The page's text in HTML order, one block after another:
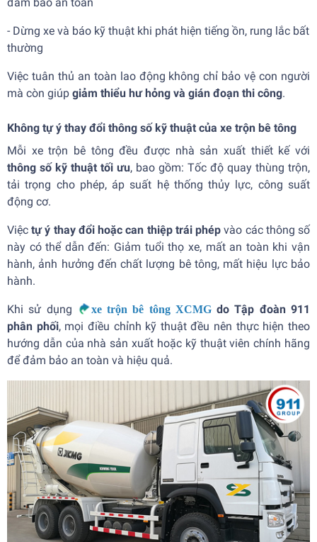
- Dừng xe và báo kỹ thuật khi phát hiện tiếng ồn, rung lắc bất
thường
Việc tuân thủ an toàn lao động không chỉ bảo vệ con người
mà còn giúp giảm thiểu hư hỏng và gián đoạn thi công.
Không tự ý thay đổi thông số kỹ thuật của xe trộn bê tông
Mỗi xe trộn bê tông đều được nhà sản xuất thiết kế với
thông số kỹ thuật tối ưu, bao gồm: Tốc độ quay thùng trộn,
tải trọng cho phép, áp suất hệ thống thủy lực, công suất
động cơ.
Việctự ý thay đổi hoặc can thiệp trái phép vào các thông số
này có thể dẫn đến: Giảm tuổi thọ xe, mất an toàn khi vận
hành, ảnh hưởng đến chất lượng bê tông, mất hiệu lực bảo
hành.
Khi sử dụng xe trộn bê tông XCMGdo Tập đoàn 911
phân phối, mọi điều chỉnh kỹ thuật đều nên thực hiện theo
hướng dẫn của nhà sản xuất hoặc kỹ thuật viên chính hãng
để đảm bảo an toàn và hiệu quả.